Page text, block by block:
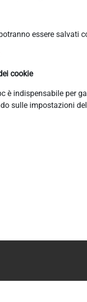
essere salvati
cookie
è indispensabile per
sulle impostazioni